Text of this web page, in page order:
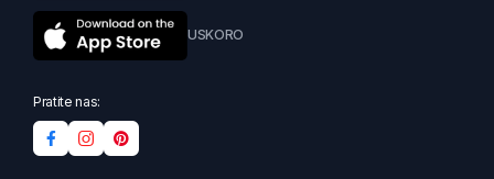
USKORO
Pratite nas: